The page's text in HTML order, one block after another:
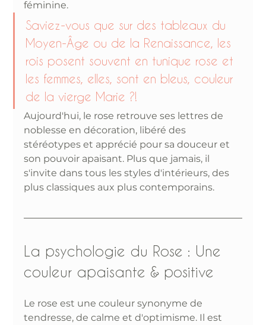
féminine.
Saviez-vous que sur des tableaux du
Moyen-Âge ou de la Renaissance, les
rois posent souvent en tunique rose et
les femmes, elles, sont en bleus, couleur
de la vierge Marie ?!
Aujourd'hui, le rose retrouve ses lettres de
noblesse en décoration, libéré des
stéréotypes et apprécié pour sa douceur et
son pouvoir apaisant. Plus que jamais, il
s'invite dans tous les styles d'intérieurs, des
plus classiques aux plus contemporains.
La psychologie du Rose : Une
couleur apaisante & positive
Le rose est une couleur synonyme de
tendresse, de calme et d'optimisme. Il est